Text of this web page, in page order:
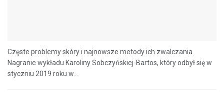
Częste problemy skóry i najnowsze metody ich zwalczania.
Nagranie wykładu Karoliny Sobczyńskiej-Bartos, który odbył się w
styczniu 2019 roku w...